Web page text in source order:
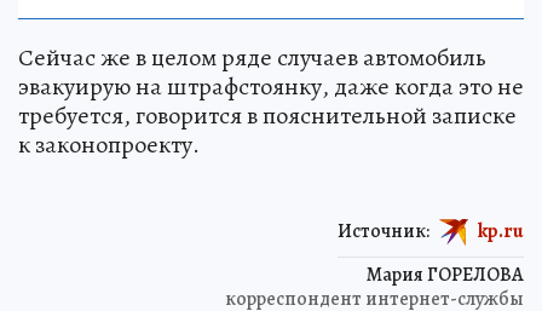
Сейчас же в целом ряде случаев автомобиль
эвакуирую на штрафстоянку, даже когда это не
требуется, говорится в пояснительной записке
к законопроекту.
Мария ГОРЕЛОВА
корреспондент интернет-службы
Источник: kp.ru